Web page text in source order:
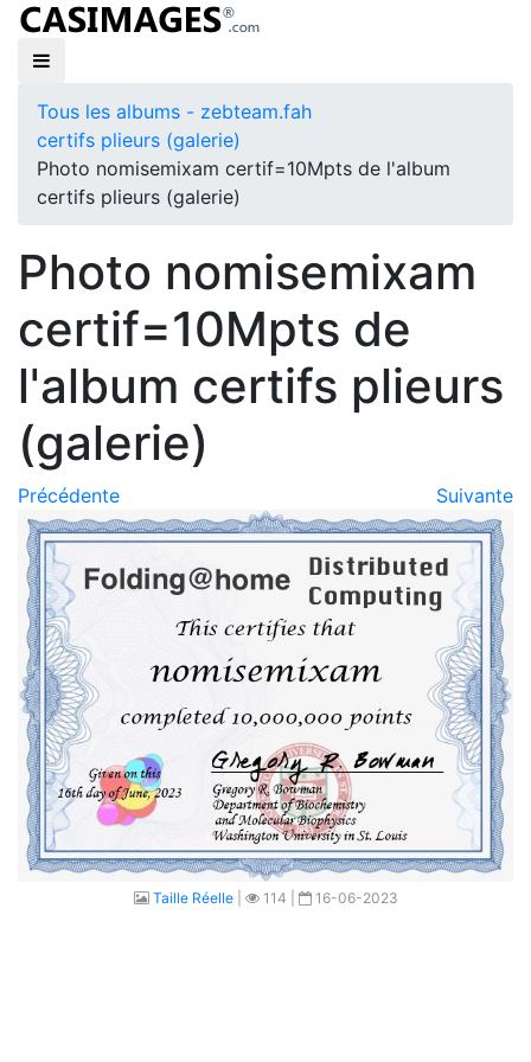
Tous les albums - zebteam.fah
certifs plieurs (galerie)
Photo nomisemixam certif=10Mpts de l'album
certifs plieurs (galerie)
Photo nomisemixam
certif=10Mpts de
l'album certifs plieurs
(galerie)
Précédente Suivante
Taille Réelle| 114 | 16-06-2023